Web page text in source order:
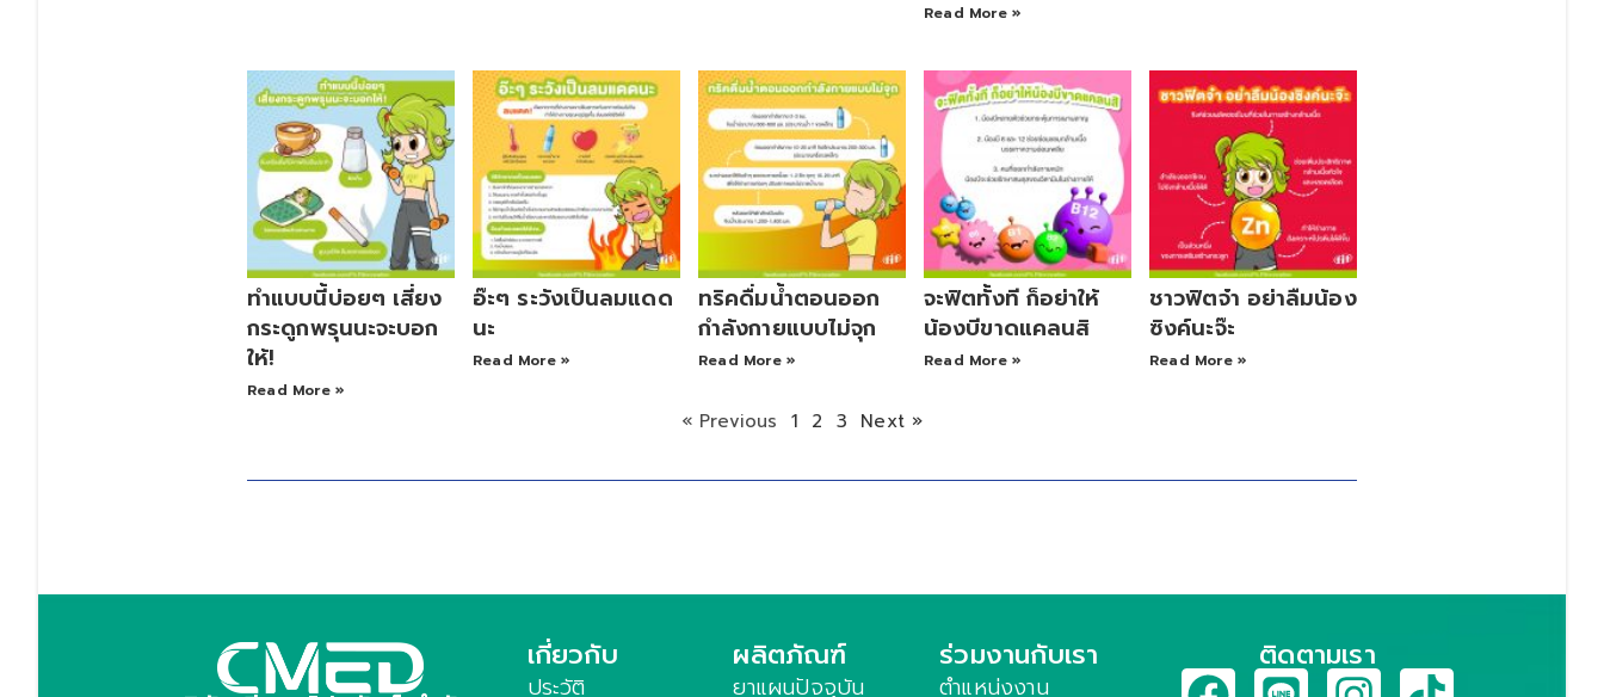
Read More »
ทำแบบนี้บ่อยๆ เสี่ยง
กระดูกพรุนนะจะบอก
ให้!
Read More »
อ๊ะๆ ระวังเป็นลมแดด
นะ
Read More »
ทริคดื่มน้ำตอนออก
กำลังกายแบบไม่จุก
Read More »
จะฟิตทั้งที ก็อย่าให้
น้องบีขาดแคลนสิ
Read More »
ชาวฟิตจ๋า อย่าลืมน้อง
ซิงค์นะจ๊ะ
Read More »
« Previous 1 2 3 Next »
เกี่ยวกับ
ประวัติ
ผลิตภัณฑ์
ยาแผนปัจจุบัน
ร่วมงานกับเรา
ตำแหน่งงาน
ติดตามเรา